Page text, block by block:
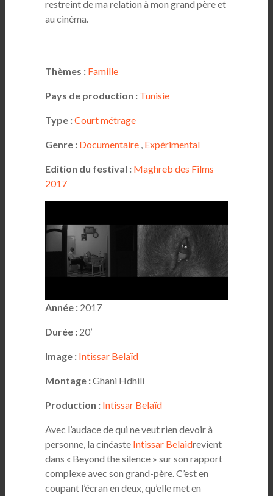
restreint de ma relation à mon grand père et
au cinéma.
Thèmes : Famille
Pays de production : Tunisie
Type :Court métrage
Genre : Documentaire , Expérimental
Edition du festival : Maghreb des Films
2017
Année : 2017
Durée : 20’
Image : Intissar Belaïd
Montage :Ghani Hdhili
Production : Intissar Belaïd
Avec l’audace de qui ne veut rien devoir à
personne, la cinéaste Intissar Belaidrevient
dans « Beyond the silence » sur son rapport
complexe avec son grand-père. C’est en
coupant l’écran en deux, qu’elle met en